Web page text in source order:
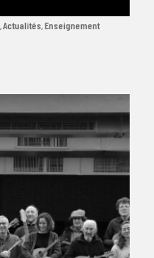
Actualités Enseignement